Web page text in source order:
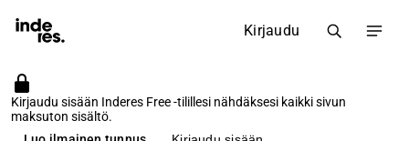
Kirjaudu
Kirjaudu sisään Inderes Free -tilillesi nähdäksesi kaikki sivun
maksuton sisältö.